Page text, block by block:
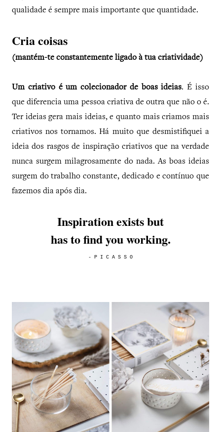
qualidade é sempre mais importante que quantidade.
Cria coisas
(mantém-te constantemente ligado à tua criatividade)
Um criativo é um colecionador de boas ideias. É isso
que diferencia uma pessoa criativa de outra que não o é.
Ter ideias gera mais ideias, e quanto mais criamos mais
criativos nos tornamos. Há muito que desmistifiquei a
ideia dos rasgos de inspiração criativos que na verdade
nunca surgem milagrosamente do nada. As boas ideias
surgem do trabalho constante, dedicado e contínuo que
fazemos dia após dia.
Inspiration exists but
has to find you working.
- P I C A S S O